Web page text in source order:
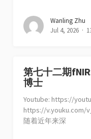
Wanling Zhu
Jul 4, 2026
第七十二期
博士
Youtube: https://
https://v.youku.com/
随着近年来深